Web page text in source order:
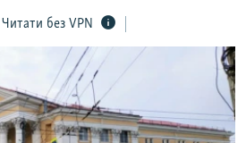
Читати без VPN